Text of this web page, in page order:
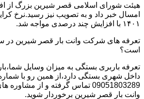
هیئت شورای اسلامی قصر شیرین بزرگ از
امسال خبر داد و به تصویب نیز رسید.نرخ
۱۴۰۱ با افزایش چند درصدی مواجه شد.
است؟
تعرفه باربری بستگی به میزان وسایل
داخل شهری بستگی دارد،از همین رو با
09051803289 تماس گرفته و از
وانت بار قصر شیرین برخوردار شوید.